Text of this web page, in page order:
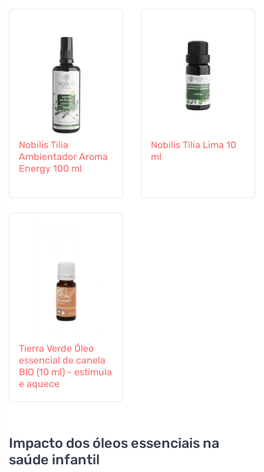
Nobilis Tilia
Ambientador Aroma
Energy 100 ml
Nobilis Tilia Lima 10
ml
Tierra Verde Óleo
essencial de canela
BIO (10 ml) - estimula
e aquece
Impacto dos óleos essenciais na
saúde infantil